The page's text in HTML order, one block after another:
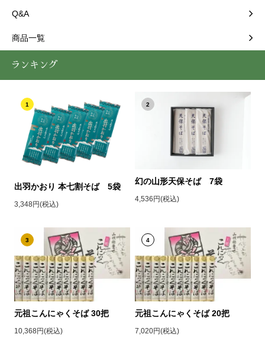
Q&A
商品一覧
ランキング
1
出羽かおり 本七割そば 5袋
3,348円(税込)
2
幻の山形天保そば 7袋
4,536円(税込)
3
元祖こんにゃくそば 30把
10,368円(税込)
4
元祖こんにゃくそば 20把
7,020円(税込)